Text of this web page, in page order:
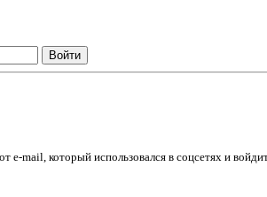
mail, который использовался в соцсетях и